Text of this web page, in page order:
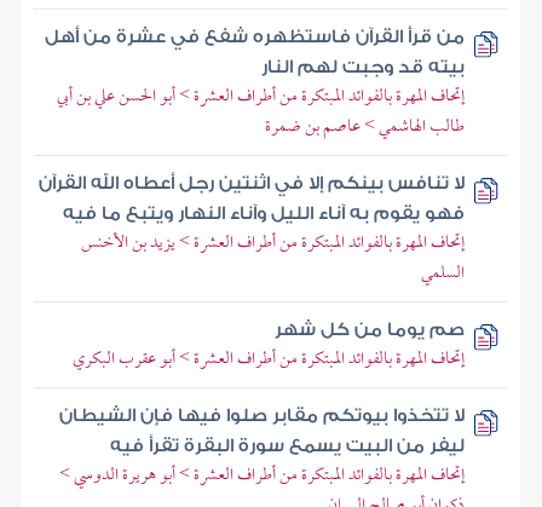
من قرأ القرآن فاستظهره شفع في عشرة من أهل
بيته قد وجبت لهم النار
إتحاف المهرة بالفوائد المبتكرة من أطراف العشرة > أبو الحسن علي بن أبي
طالب الهاشمي > عاصم بن ضمرة
لا تنافس بينكم إلا في اثنتين رجل أعطاه الله القرآن
فهو يقوم به آناء الليل وآناء النهار ويتبع ما فيه
إتحاف المهرة بالفوائد المبتكرة من أطراف العشرة > يزيد بن الأخنس
السلمي
صم يوما من كل شهر
إتحاف المهرة بالفوائد المبتكرة من أطراف العشرة > أبو عقرب البكري
لا تتخذوا بيوتكم مقابر صلوا فيها فإن الشيطان
ليفر من البيت يسمع سورة البقرة تقرأ فيه
إتحاف المهرة بالفوائد المبتكرة من أطراف العشرة > أبو هريرة الدوسي >